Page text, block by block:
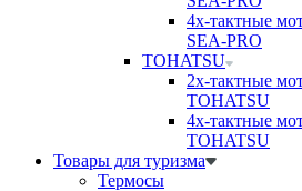
4х-тактные
SEA-PRO
TOHATSU
2х-тактные
TOHATSU
4х-тактные
TOHATSU
Товары для туризма
Термосы